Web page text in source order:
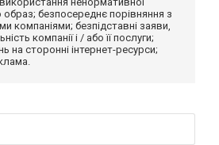
образ; безпосереднє порівняння з
компаніями; безпідставні заяви,
компанії і / або її послуги;
на сторонні інтернет-ресурси;